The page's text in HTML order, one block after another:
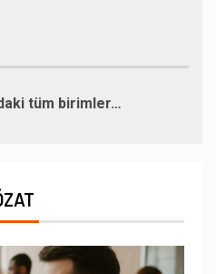
tüm birimler…